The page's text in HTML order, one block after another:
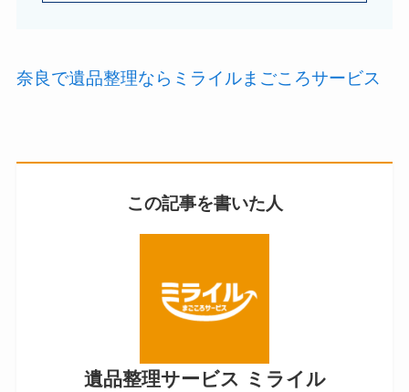
奈良で遺品整理ならミライルまごころサービス
この記事を書いた人
遺品整理サービス ミライル